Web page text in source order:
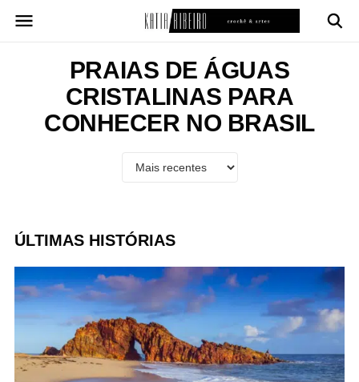
para
PRAIAS DE ÁGUAS
CRISTALINAS PARA
CONHECER NO BRASIL
ÚLTIMAS HISTÓRIAS